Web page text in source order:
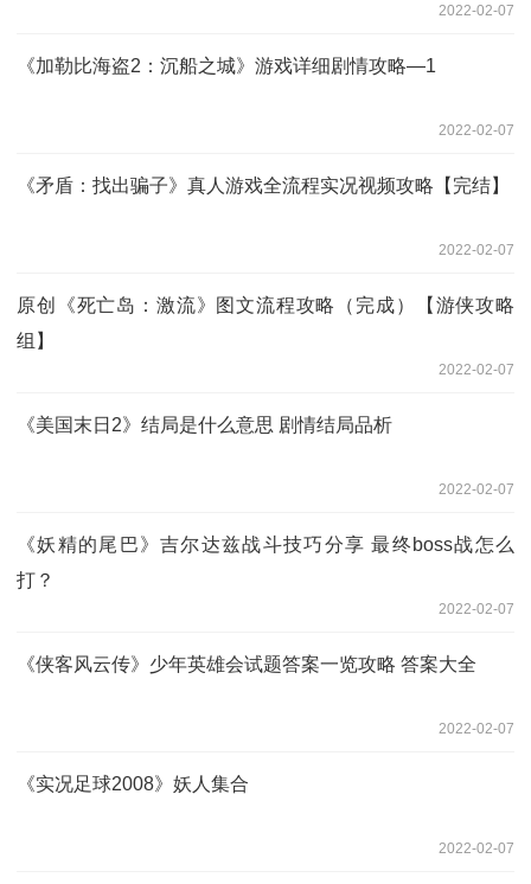
2022-02-07
《加勒比海盗2：沉船之城》游戏详细剧情攻略—1
2022-02-07
《矛盾：找出骗子》真人游戏全流程实况视频攻略【完结】
2022-02-07
原创《死亡岛：激流》图文流程攻略（完成）【游侠攻略
组】
2022-02-07
《美国末日2》结局是什么意思 剧情结局品析
2022-02-07
《妖精的尾巴》吉尔达兹战斗技巧分享 最终boss战怎么
打？
2022-02-07
《侠客风云传》少年英雄会试题答案一览攻略 答案大全
2022-02-07
《实况足球2008》妖人集合
2022-02-07